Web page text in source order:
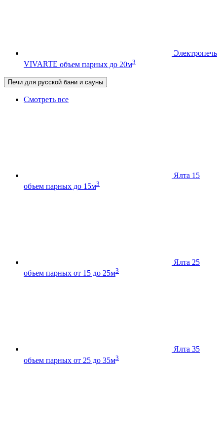
Электропечь
VIVARTE объем парных до 20м3
Печи для русской бани и сауны
Смотреть все
Ялта 15
объем парных до 15м3
Ялта 25
объем парных от 15 до 25м3
Ялта 35
объем парных от 25 до 35м3